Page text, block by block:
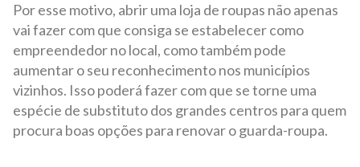
Por esse motivo, abrir uma loja de roupas não apenas
vai fazer com que consiga se estabelecer como
empreendedor no local, como também pode
aumentar o seu reconhecimento nos municípios
vizinhos. Isso poderá fazer com que se torne uma
espécie de substituto dos grandes centros para quem
procura boas opções para renovar o guarda-roupa.